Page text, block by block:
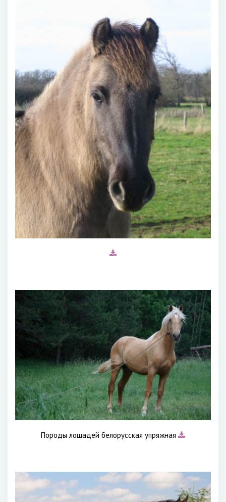
Породы лошадей белорусская упряжная